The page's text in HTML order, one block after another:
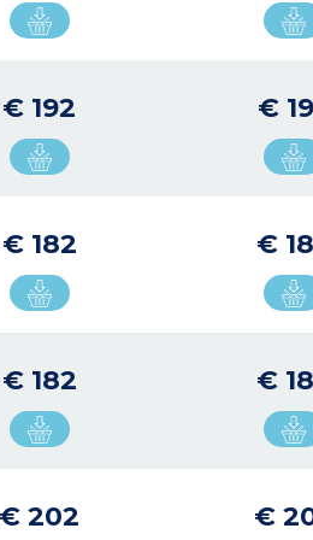
€ 192 €
€ 182 €
€ 182 €
€ 202 €